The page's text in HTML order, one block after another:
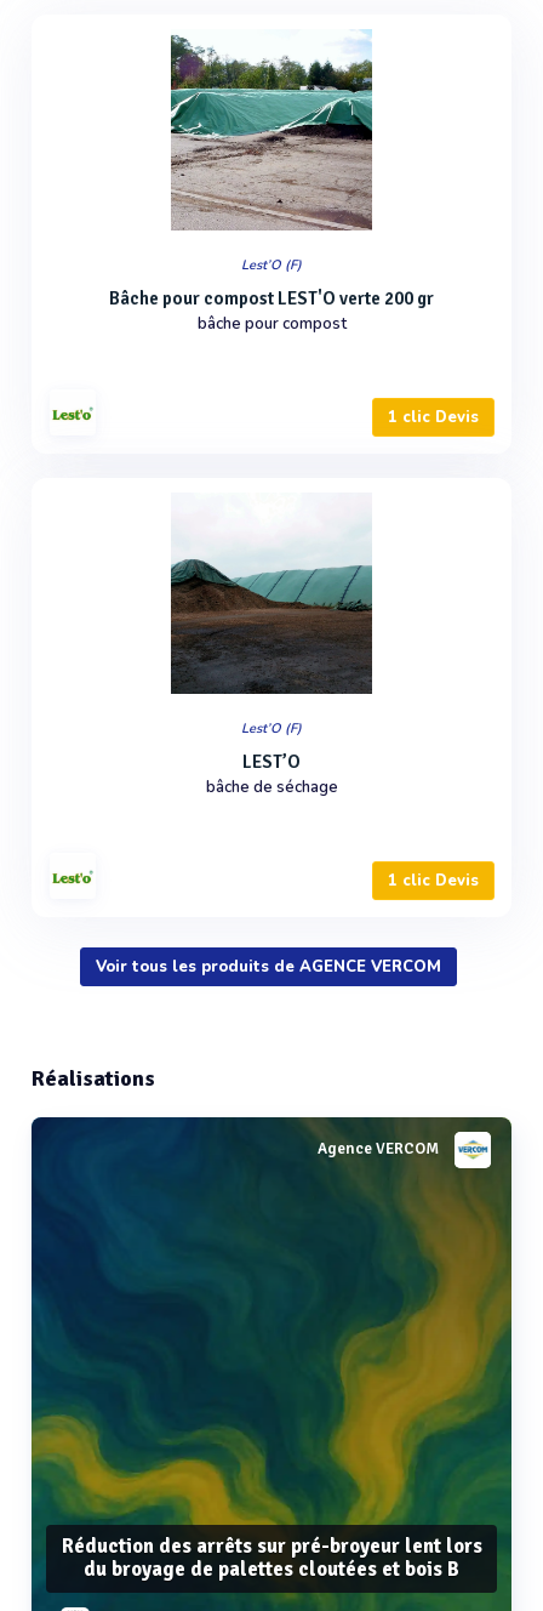
Lest’O (F)
Bâche pour compost LEST'O verte 200 gr
bâche pour compost
1 clic Devis
Lest’O (F)
LEST’O
bâche de séchage
1 clic Devis
Voir tous les produits de AGENCE VERCOM
Réalisations
Agence VERCOM
Réduction des arrêts sur pré-broyeur lent lors
du broyage de palettes cloutées et bois B